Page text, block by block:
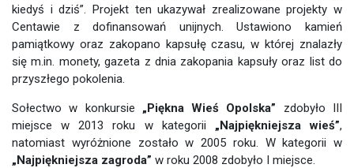
kiedyś i dziś”. Projekt ten ukazywał zrealizowane projekty w
Centawie z dofinansowań unijnych. Ustawiono kamień
pamiątkowy oraz zakopano kapsułę czasu, w której znalazły
się m.in. monety, gazeta z dnia zakopania kapsuły oraz list do
przyszłego pokolenia.
Sołectwo w konkursie „Piękna Wieś Opolska” zdobyło III
miejsce w 2013 roku w kategorii „Najpiękniejsza wieś”,
natomiast wyróżnione zostało w 2005 roku. W kategorii w
„Najpiękniejsza zagroda” w roku 2008 zdobyło I miejsce.